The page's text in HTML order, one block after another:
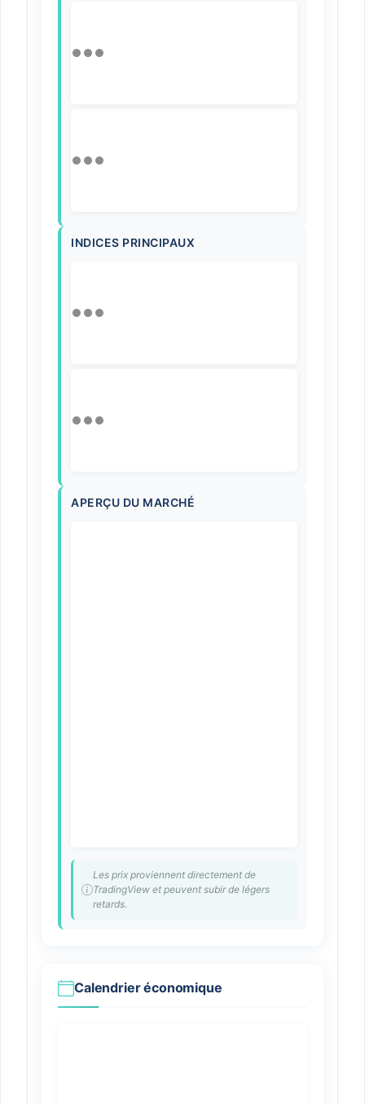
INDICES PRINCIPAUX
APERÇU DU MARCHÉ
Les prix proviennent directement de
TradingView et peuvent subir de légers
retards.
Calendrier économique